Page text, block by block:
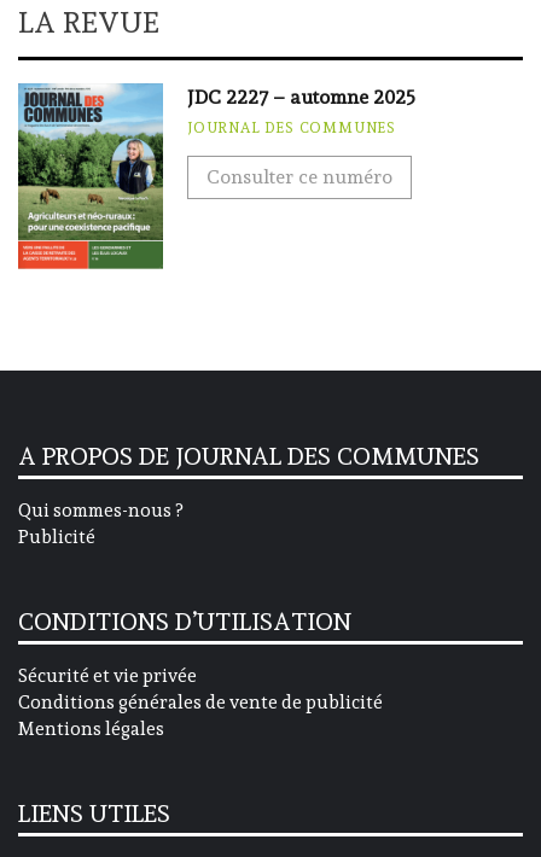
LA REVUE
JDC 2227 – automne 2025
JOURNAL DES COMMUNES
Consulter ce numéro
A PROPOS DE JOURNAL DES COMMUNES
Qui sommes-nous ?
Publicité
CONDITIONS D’UTILISATION
Sécurité et vie privée
Conditions générales de vente de publicité
Mentions légales
LIENS UTILES